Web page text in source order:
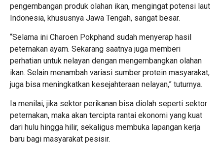
pengembangan produk olahan ikan, mengingat potensi laut
Indonesia, khususnya Jawa Tengah, sangat besar.
“Selama ini Charoen Pokphand sudah menyerap hasil
peternakan ayam. Sekarang saatnya juga memberi
perhatian untuk nelayan dengan mengembangkan olahan
ikan. Selain menambah variasi sumber protein masyarakat,
juga bisa meningkatkan kesejahteraan nelayan,” tuturnya.
Ia menilai, jika sektor perikanan bisa diolah seperti sektor
peternakan, maka akan tercipta rantai ekonomi yang kuat
dari hulu hingga hilir, sekaligus membuka lapangan kerja
baru bagi masyarakat pesisir.